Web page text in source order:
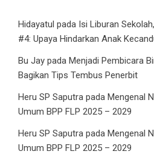
Hidayatul pada Isi Liburan
#4: Upaya Hindarkan Anak
Bu Jay pada Menjadi Pembicara
Bagikan Tips Tembus Penerbit
Heru SP Saputra pada Mengenal
Umum BPP FLP 2025 – 2029
Heru SP Saputra pada Mengenal
Umum BPP FLP 2025 – 2029